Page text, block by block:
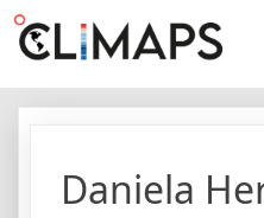
Skip
Climaps.org
Mapas de acción climática en
Daniela